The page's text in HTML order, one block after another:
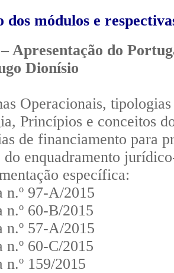
dos módulos e
do
Dionísio
Operacionais, tipologias
Princípios e conceitos
de financiamento para
enquadramento
específica:
97-A/2015
60-B/2015
57-A/2015
60-C/2015
159/2015